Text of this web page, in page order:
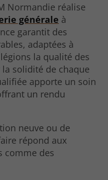
Normandie réalise
générale à
garantit des
adaptées à
la qualité des
solidité de chaque
apporte un soin
un rendu
neuve ou de
répond aux
comme des